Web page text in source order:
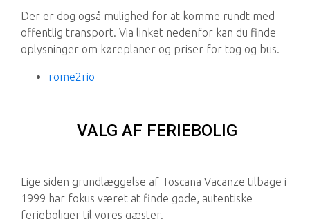
Der er dog også mulighed for at komme rundt med
offentlig transport. Via linket nedenfor kan du finde
oplysninger om køreplaner og priser for tog og bus.
rome2rio
VALG AF FERIEBOLIG
Lige siden grundlæggelse af Toscana Vacanze tilbage i
1999 har fokus været at finde gode, autentiske
ferieboliger til vores gæster.